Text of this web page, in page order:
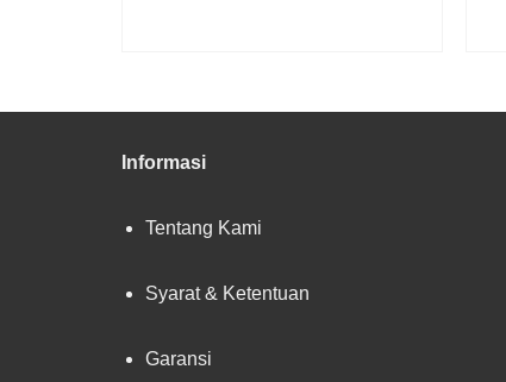
Informasi
Tentang Kami
Syarat & Ketentuan
Garansi